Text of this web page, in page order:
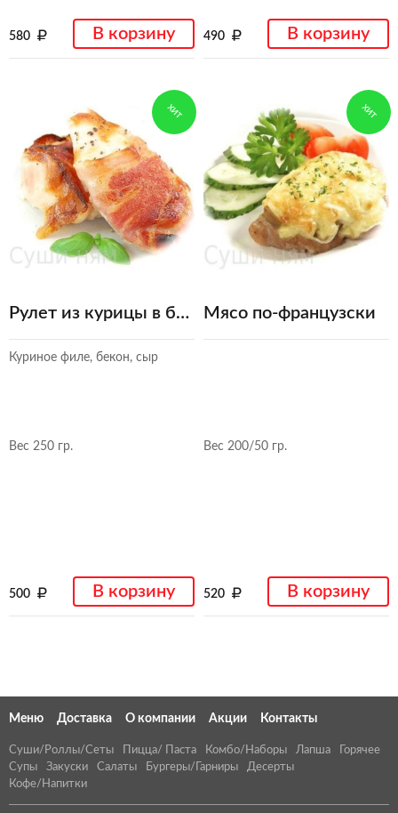
580 В корзину 490 В корзину
ХИТ
Рулет из курицы в беконе
Куриное филе, бекон, сыр
Вес 250 гр.
500 В корзину
ХИТ
Мясо по-французски
Вес 200/50 гр.
520 В корзину
Меню Доставка О компании Акции Контакты
Суши/Роллы/Сеты Пицца/ Паста Комбо/Наборы Лапша
Горячее
Супы
Закуски Салаты Бургеры/Гарниры
Десерты
Кофе/Напитки